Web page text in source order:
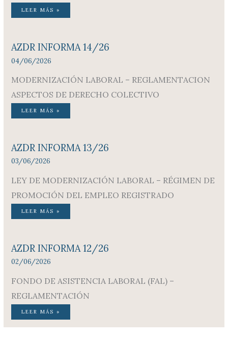
LEER MÁS »
AZDR INFORMA 14/26
04/06/2026
MODERNIZACIÓN LABORAL – REGLAMENTACION
ASPECTOS DE DERECHO COLECTIVO
LEER MÁS »
AZDR INFORMA 13/26
03/06/2026
LEY DE MODERNIZACIÓN LABORAL – RÉGIMEN DE
PROMOCIÓN DEL EMPLEO REGISTRADO
LEER MÁS »
AZDR INFORMA 12/26
02/06/2026
FONDO DE ASISTENCIA LABORAL (FAL) –
REGLAMENTACIÓN
LEER MÁS »